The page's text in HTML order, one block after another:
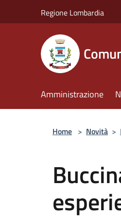
Regione Lombardia
Amministrazione
Home > Novità >